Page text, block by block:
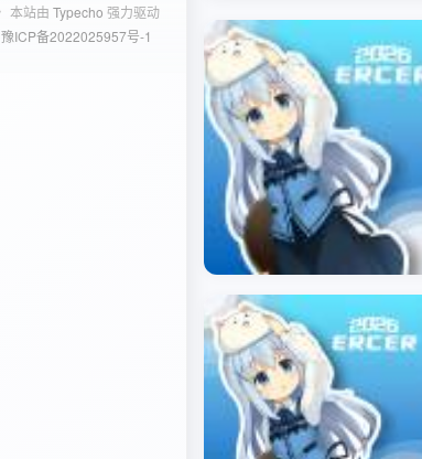
Typecho
闲言碎语
评论 RSS
本站由 Typecho 强力驱动
豫ICP备2022025957号-1